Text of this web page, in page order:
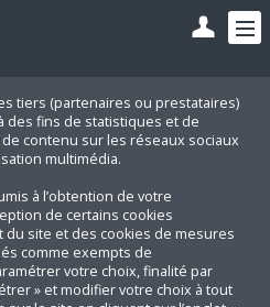
tiers (partenaires ou prestataires)
des fins de statistiques et de
contenu sur les réseaux sociaux
multimédia.
à l’obtention de votre
de certains cookies
site et des cookies de mesures
comme exempts de
votre choix, finalité par
» et modifier votre choix à tout